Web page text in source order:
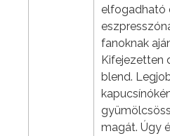
elfogadható
fanoknak
Kifejezetten
blend.
magát. Úgy